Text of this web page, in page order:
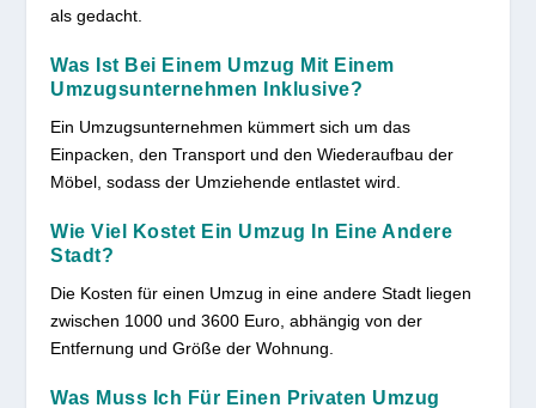
als gedacht.
Was Ist Bei Einem Umzug Mit Einem
Umzugsunternehmen Inklusive?
Ein Umzugsunternehmen kümmert sich um das
Einpacken, den Transport und den Wiederaufbau der
Möbel, sodass der Umziehende entlastet wird.
Wie Viel Kostet Ein Umzug In Eine Andere
Stadt?
Die Kosten für einen Umzug in eine andere Stadt liegen
zwischen 1000 und 3600 Euro, abhängig von der
Entfernung und Größe der Wohnung.
Was Muss Ich Für Einen Privaten Umzug